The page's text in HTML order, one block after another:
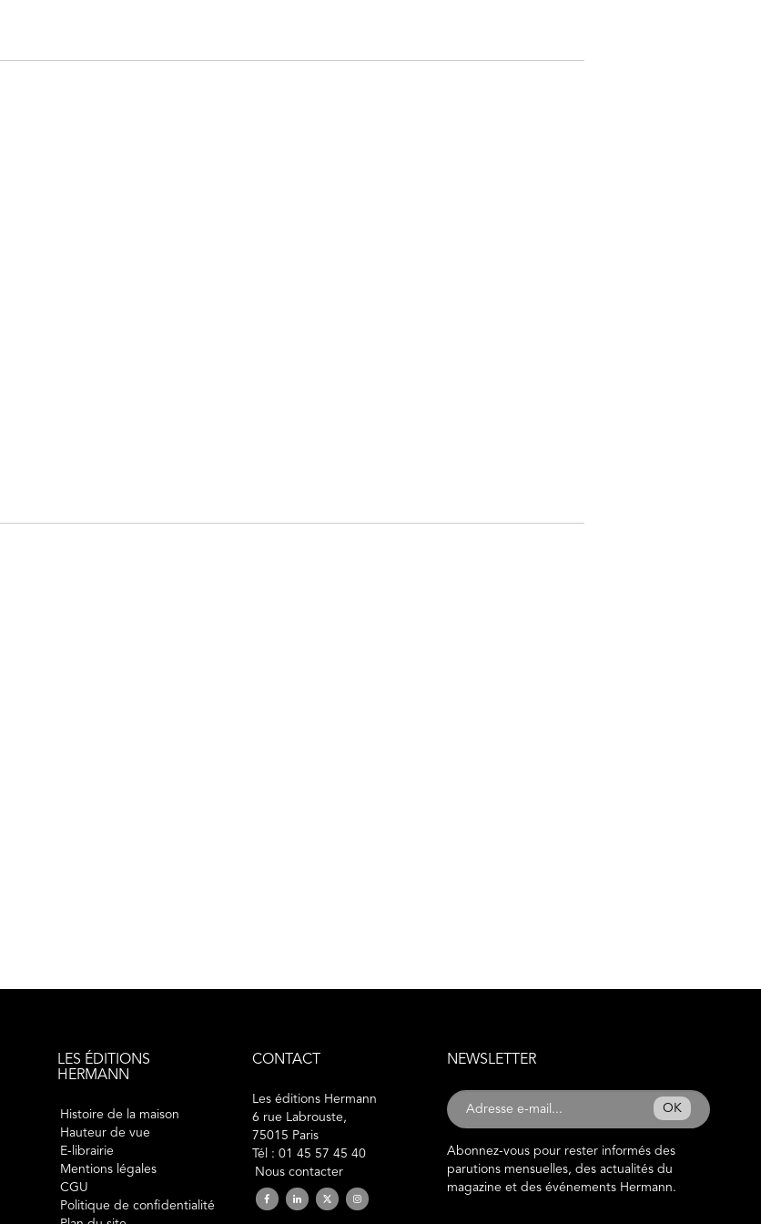
LES ÉDITIONS
HERMANN
Histoire de la maison
Hauteur de vue
E-librairie
Mentions légales
CGU
Politique de confidentialité
CONTACT
Les éditions Hermann
6 rue Labrouste,
75015 Paris
Tél : 01 45 57 45 40
Nous contacter
NEWSLETTER
OK
Abonnez-vous pour rester informés des
parutions mensuelles, des actualités du
magazine et des événements Hermann.